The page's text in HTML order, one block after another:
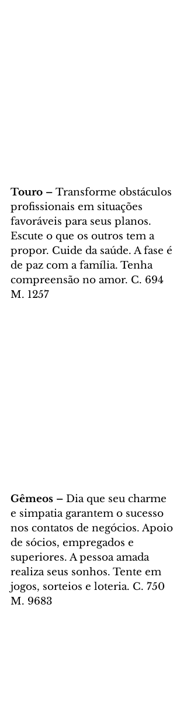
Touro – Transforme obstáculos
profissionais em situações
favoráveis para seus planos.
Escute o que os outros tem a
propor. Cuide da saúde. A fase é
de paz com a família. Tenha
compreensão no amor. C. 694
M. 1257
Gêmeos – Dia que seu charme
e simpatia garantem o sucesso
nos contatos de negócios. Apoio
de sócios, empregados e
superiores. A pessoa amada
realiza seus sonhos. Tente em
jogos, sorteios e loteria. C. 750
M. 9683